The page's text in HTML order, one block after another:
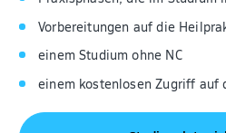
Vorbereitungen auf die
einem Studium ohne NC
einem kostenlosen Zugriff auf